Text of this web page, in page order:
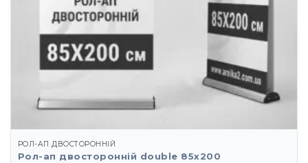
РОЛ-АП ДВОСТОРОННІЙ
Рол-ап двосторонній double 85х200